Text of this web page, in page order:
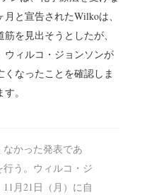
と宣告されたWilkoは、
を見出そうとしたが、
ウィルコ・ジョンソンが
くなったことを確認しま
。
かった発表であ
う。ウィルコ・ジ
月21日（月）に自